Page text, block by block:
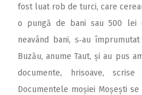
fost luat rob de turci, care
o pungă de bani sau 500 lei
neavând bani, s‑au
Buzău, anume Taut, și au pus
documente, hrisoave,
Documentele moșiei Moșești